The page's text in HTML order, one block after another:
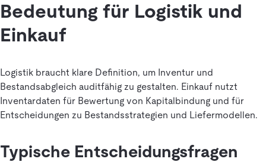
Bedeutung für Logistik und
Einkauf
Logistik braucht klare Definition, um Inventur und
Bestandsabgleich auditfähig zu gestalten. Einkauf nutzt
Inventardaten für Bewertung von Kapitalbindung und für
Entscheidungen zu Bestandsstrategien und Liefermodellen.
Typische Entscheidungsfragen